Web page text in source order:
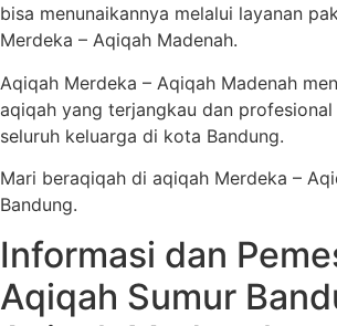
bisa menunaikannya melalui layanan
Merdeka – Aqiqah Madenah.
Aqiqah Merdeka – Aqiqah Madenah
aqiqah yang terjangkau dan
seluruh keluarga di kota Bandung.
Mari beraqiqah di aqiqah Merdeka –
Bandung.
Informasi dan
Aqiqah Sumur